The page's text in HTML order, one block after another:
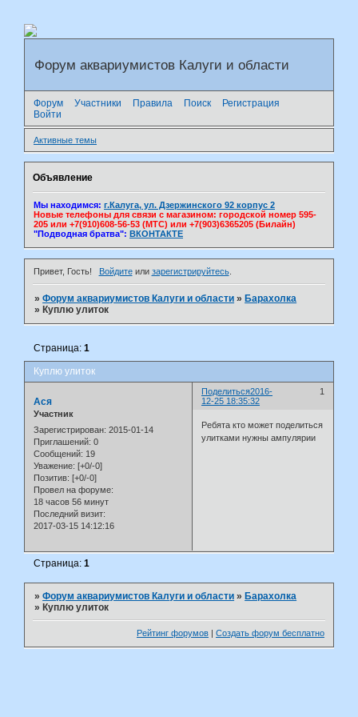
Форум аквариумистов Калуги и области
Форум Участники Правила Поиск
Регистрация
Войти
Активные темы
Объявление
Мы находимся: г.Калуга, ул. Дзержинского 92 корпус 2
Новые телефоны для связи с магазином: городской номер 595-
205 или +7(910)608-56-53 (МТС) или +7(903)6365205 (Билайн)
"Подводная братва": ВКОНТАКТЕ
Привет, Гость! Войдитеили зарегистрируйтесь.
»Форум аквариумистов Калуги и области » Барахолка
» Куплю улиток
Куплю улиток
Страница:1
Поделиться 1
2016-
12-25 18:35:32
Ася
Участник
Зарегистрирован: 2015-01-14
Приглашений: 0
Сообщений: 19
Уважение: [+0/-0]
Позитив: [+0/-0]
Провел на форуме:
18 часов 56 минут
Последний визит:
2017-03-15 14:12:16
Ребята кто может поделиться
улитками нужны ампулярии
Страница:1
»Форум аквариумистов Калуги и области » Барахолка
» Куплю улиток
Рейтинг форумов | Создать форум бесплатно